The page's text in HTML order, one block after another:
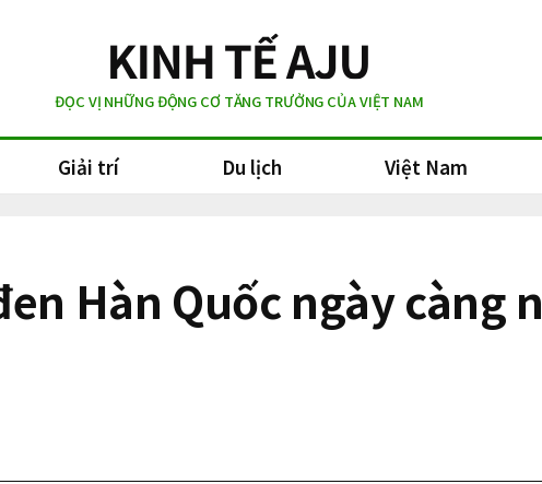
ĐỌC VỊ NHỮNG ĐỘNG CƠ TĂNG TRƯỞNG CỦA VIỆT NAM
Giải trí Du lịch Việt Nam
Hàn Quốc ngày càng